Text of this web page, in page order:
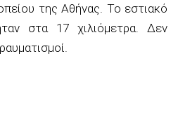
της Αθήνας. Το εστιακό
στα 17 χιλιόμετρα. Δεν